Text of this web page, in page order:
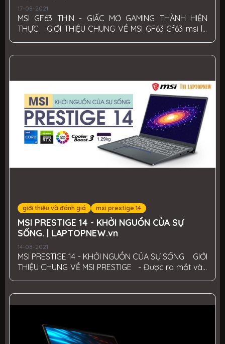
17-08-2021
MSI GF63 THIN - GIẤC MƠ GAMING THÀNH HIỆN
THỰC GIỚI THIỆU CHUNG VỀ MSI GF63 Gf63 msi là
kế mỏng nhẹ, cấu hình cao và tối ưu về chi phí, sau
khonagr thời gian dài xuất hiện trên thị trường thì
đây vẫn là dòng gaming tầm trung được nhiều
người lựa chọn nhất. Giới thiệu về dòng gaming
mỏng...
giới thiệu và đánh giá msi prestige 14
MSI PRESTIGE 14 - KHỞI NGUỒN CỦA SỰ
SỐNG. | LAPTOPNEW.vn
14-08-2021
MSI PRESTIGE 14 - KHỞI NGUỒN CỦA SỰ SỐNG GIỚI
THIỆU CHUNG VỀ MSI PRESTIGE - Được ra mắt vào
mỏng và nhẹ nhưng vô cùng mạnh mẽ, khi sở hữu
chiếc laptop này bạn sẽ được nâng cao phong